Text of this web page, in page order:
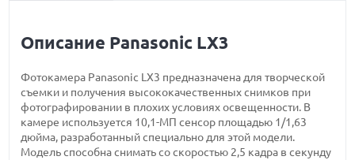
Описание Panasonic LX3
Фотокамера Panasonic LX3 предназначена для творческой
съемки и получения высококачественных снимков при
фотографировании в плохих условиях освещенности. В
камере используется 10,1-МП сенсор площадью 1/1,63
дюйма, разработанный специально для этой модели.
Модель способна снимать со скоростью 2,5 кадра в секунду